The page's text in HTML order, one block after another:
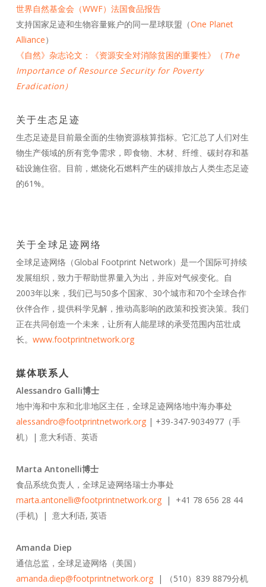
世界自然基金会（WWF）法国食品报告
支持国家足迹和生物容量账户的同一星球联盟（One Planet
Alliance）
《自然》杂志论文：《资源安全对消除贫困的重要性》（ The
Importance of Resource Security for Poverty
Eradication ）
关于生态足迹
生态足迹是目前最全面的生物资源核算指标。它汇总了人们对生
物生产领域的所有竞争需求，即食物、木材、纤维、碳封存和基
础设施住宿。目前，燃烧化石燃料产生的碳排放占人类生态足迹
的61%。
关于全球足迹网络
全球足迹网络（Global Footprint Network）是一个国际可持续
发展组织，致力于帮助世界量入为出，并应对气候变化。自
2003年以来，我们已与50多个国家、30个城市和70个全球合作
伙伴合作，提供科学见解，推动高影响的政策和投资决策。我们
正在共同创造一个未来，让所有人能星球的承受范围内茁壮成
长。 www.footprintnetwork.org
媒体联系人
Alessandro Galli博士
地中海和中东和北非地区主任，全球足迹网络地中海办事处
alessandro@footprintnetwork.org| +39-347-9034977（手
机）| 意大利语、英语
Marta Antonelli博士
食品系统负责人，全球足迹网络瑞士办事处
marta.antonelli@footprintnetwork.org| +41 78 656 28 44
(手机) | 意大利语, 英语
Amanda Diep
通信总监，全球足迹网络（美国）
amanda.diep@footprintnetwork.org| （510）839 8879分机